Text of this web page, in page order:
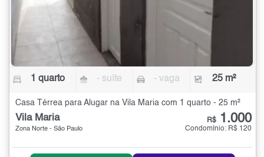
1 quarto - suíte - vaga 25 m²
Casa Térrea para Alugar na Vila Maria com 1 quarto - 25 m²
Vila Maria
Zona Norte - São Paulo
R$ 1.000
Condomínio: R$ 120